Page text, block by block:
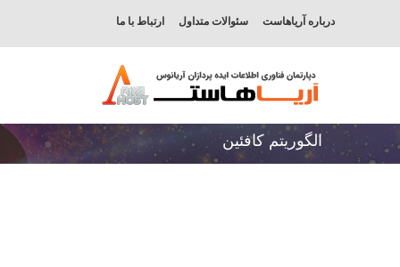
درباره آریاهاست سئوالات متداول ارتباط با ما
الگوریتم کافئین